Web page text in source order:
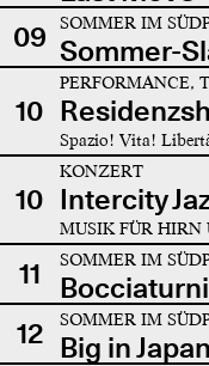
09
SOMMER IM
Sommer-
10
PERFORMANCE,
Spazio! Vita!
10
KONZERT
Intercity
MUSIK FÜR HIRN
11 SOMMER IM
12
SOMMER IM
Big in Japan